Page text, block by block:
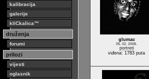
kalibracija
galerije
kliCkalica™
druženja
forumi
prilozi
vijesti
oglasnik
glumac
05. 02. 2008.
portreti
viđena: 1783 puta